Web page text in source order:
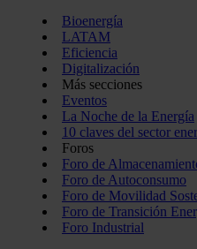
Bioenergía
LATAM
Eficiencia
Digitalización
Más secciones
Eventos
La Noche de la Energía
10 claves del sector
Foros
Foro de
Foro de Autoconsumo
Foro de Movilidad
Foro de Transición
Foro Industrial